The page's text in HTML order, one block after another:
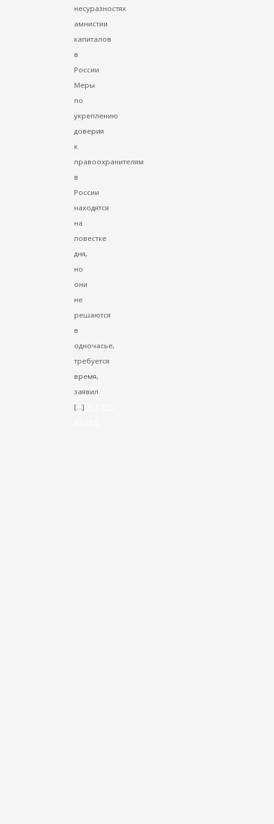
несуразностях
амнистии
капиталов
в
России
Меры
по
укреплению
доверия
к
правоохранителям
в
России
находятся
на
повестке
дня,
но
они
не
решаются
в
одночасье,
требуется
время,
заявил
[…]